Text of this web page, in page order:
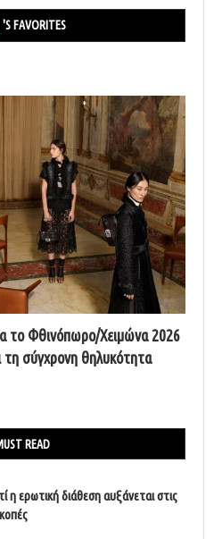
'S FAVORITES
το Φθινόπωρο/Χειμώνα 2026
τη σύγχρονη θηλυκότητα
READ
η ερωτική διάθεση αυξάνεται στις